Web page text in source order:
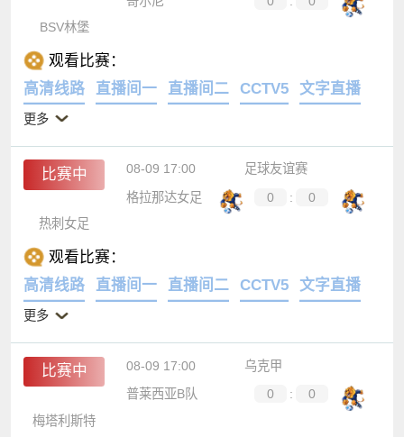
哥尔尼
0 :
0
BSV林堡
观看比赛：
高清线路
直播间一 直播间二 CCTV5 文字直播
更多
比赛中 08-09 17:00
足球友谊赛
格拉那达女足
0 :
0
热刺女足
观看比赛：
高清线路
直播间一 直播间二 CCTV5 文字直播
更多
比赛中 08-09 17:00
乌克甲
普莱西亚B队
0 :
0
梅塔利斯特